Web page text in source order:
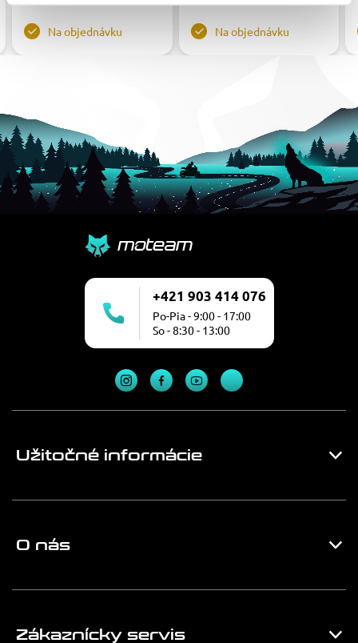
Na objednávku Na objednávku
+421 903 414 076
Po-Pia - 9:00 - 17:00
So - 8:30 - 13:00
Užitočné informácie
O nás
Zákaznícky servis